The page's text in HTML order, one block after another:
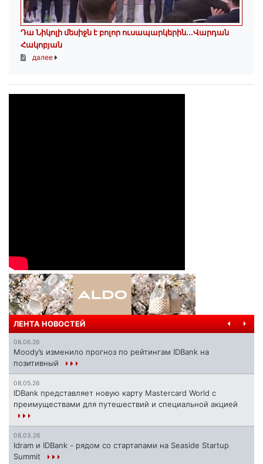
Դա Նիկոլի մեսիջն է բոլոր ուսապարկերին․․․Վարդան
Հակոբյան
далее
ЛЕНТА НОВОСТЕЙ
08.06.26
Moody’s изменило прогноз по рейтингам IDBank на
позитивный
08.05.26
IDBank представляет новую карту Mastercard World с
преимуществами для путешествий и специальной акцией
08.03.26
Idram и IDBank - рядом со стартапами на Seaside Startup
Summit